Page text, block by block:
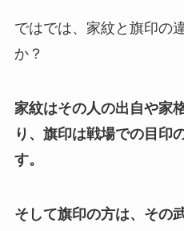
ではでは、家紋と旗印の
か？
家紋はその人の出自や家
り、旗印は戦場での目印
す。
そして旗印の方は、その